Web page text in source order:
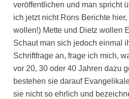
veröffentlichen und man spricht
ich jetzt nicht Rons Berichte
wollen!) Mette und Dietz wollen
Schaut man sich jedoch einmal
Schriftfrage an, frage ich mich,
vor 20, 30 oder 40 Jahren dazu
bestehen sie darauf
sie nicht so ehrlich und